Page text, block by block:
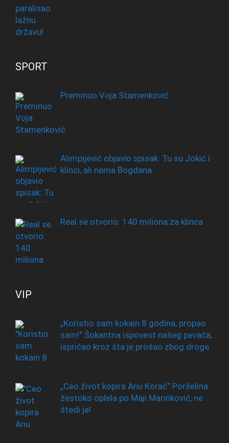
SPORT
Preminuo Voja Stamenković
Alimpijević objavio spisak: Tu su Jokić i
klinci, ali nema Bogdana
Real se otvorio: 140 miliona za klinca
VIP
„Koristio sam kokain 8 godina, propao
sam!“ Šokantna ispovest našeg pevača,
ispričao kroz šta je prošao zbog droge
„Ceo život kopira Anu Korać“ Poršelina
žestoko oplela po Maji Marinković, ne
štedi je!